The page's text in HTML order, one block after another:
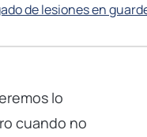
de lesiones en
lo
cuando no